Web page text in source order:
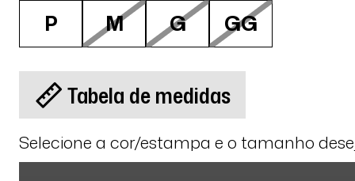
P M G GG
Tabela de medidas
Selecione a cor/estampa e o tamanho